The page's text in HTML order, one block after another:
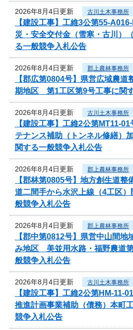
2026年8月4日更新 古川土木事務所
【建設工事】工維3公第55-
災・安全交付金（雪寒・古川）
る一般競争入札公告
2026年8月4日更新 郡上農林事務所
【郡広第0804号】県営広域農
期地区 第1工区第9号工事に関
2026年8月4日更新 古川土木事務所
【建設工事】工維2公第MT11-
テナンス補助（トンネル修繕）
関する一般競争入札公告
2026年8月4日更新 郡上農林事務所
【郡林第0805号】地方創生道
道二間手から水沢上線（4工区
般競争入札公告
2026年8月4日更新 郡上農林事務所
【郡中第0812号】県営中山間
み地区 美並用水路・福野農道
般競争入札公告
2026年8月4日更新 古川土木事務所
【建設工事】工維2公第HM-
推進計画事業補助（債務）本町
競争入札公告